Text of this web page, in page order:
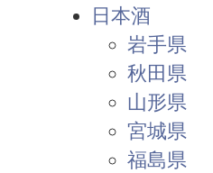
日本酒
岩手県
秋田県
山形県
宮城県
福島県